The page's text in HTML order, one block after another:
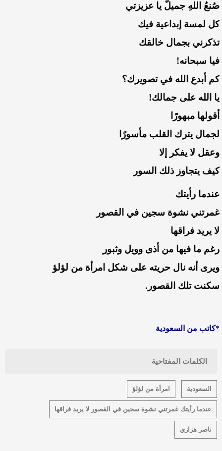
صُنعُ اللهِ جميلّ يا عزيزتي
كل لمسة إبداعية فيك
تذكرني بجمال خالقك
فيا سبحانه!
كم أبدع الله في تصويرك؟
يا الله على جمالك!
أقولها مبهورًا
لجمال يترك القلب مأسورًا
وعقل لا يفكر إلا
كيف يتجاوز ذلك السور
عندما رأيتك
غمرتني نشوة سجين في القصور
لا يريد فراقها
رغم ما فيها من أذى وويل وثبور
ويرى أنه نال حريته على شكل امرأة من لؤلؤ
سكنت تلك القصور.
*كاتب من السعودية
الكلمات المفتاحية
السعودية امرأة من لؤلؤ
عندما رأيتك غمرتني نشوة سجين في القصور لا يريد فراقها
ناصر هزازي